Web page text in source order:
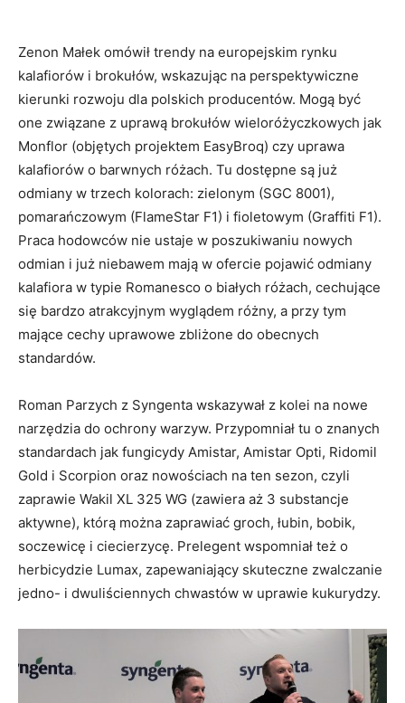
Zenon Małek omówił trendy na europejskim rynku
kalafiorów i brokułów, wskazując na perspektywiczne
kierunki rozwoju dla polskich producentów. Mogą być
one związane z uprawą brokułów wieloróżyczkowych jak
Monflor (objętych projektem EasyBroq) czy uprawa
kalafiorów o barwnych różach. Tu dostępne są już
odmiany w trzech kolorach: zielonym (SGC 8001),
pomarańczowym (FlameStar F1) i fioletowym (Graffiti F1).
Praca hodowców nie ustaje w poszukiwaniu nowych
odmian i już niebawem mają w ofercie pojawić odmiany
kalafiora w typie Romanesco o białych różach, cechujące
się bardzo atrakcyjnym wyglądem różny, a przy tym
mające cechy uprawowe zbliżone do obecnych
standardów.
Roman Parzych z Syngenta wskazywał z kolei na nowe
narzędzia do ochrony warzyw. Przypomniał tu o znanych
standardach jak fungicydy Amistar, Amistar Opti, Ridomil
Gold i Scorpion oraz nowościach na ten sezon, czyli
zaprawie Wakil XL 325 WG (zawiera aż 3 substancje
aktywne), którą można zaprawiać groch, łubin, bobik,
soczewicę i ciecierzycę. Prelegent wspomniał też o
herbicydzie Lumax, zapewaniający skuteczne zwalczanie
jedno- i dwuliściennych chwastów w uprawie kukurydzy.